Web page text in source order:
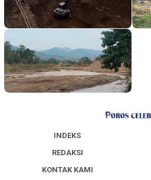
INDEKS
REDAKSI
KONTAK KAMI